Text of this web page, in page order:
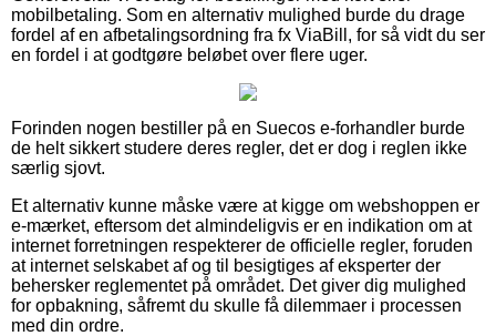
mobilbetaling. Som en alternativ mulighed burde du drage
fordel af en afbetalingsordning fra fx ViaBill, for så vidt du ser
en fordel i at godtgøre beløbet over flere uger.
Forinden nogen bestiller på en Suecos e-forhandler burde
de helt sikkert studere deres regler, det er dog i reglen ikke
særlig sjovt.
Et alternativ kunne måske være at kigge om webshoppen er
e-mærket, eftersom det almindeligvis er en indikation om at
internet forretningen respekterer de officielle regler, foruden
at internet selskabet af og til besigtiges af eksperter der
behersker reglementet på området. Det giver dig mulighed
for opbakning, såfremt du skulle få dilemmaer i processen
med din ordre.